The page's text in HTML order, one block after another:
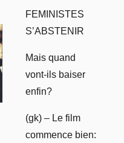
FEMINISTES
S’ABSTENIR
Mais quand
vont-ils baiser
enfin?
(gk) – Le film
commence bien: